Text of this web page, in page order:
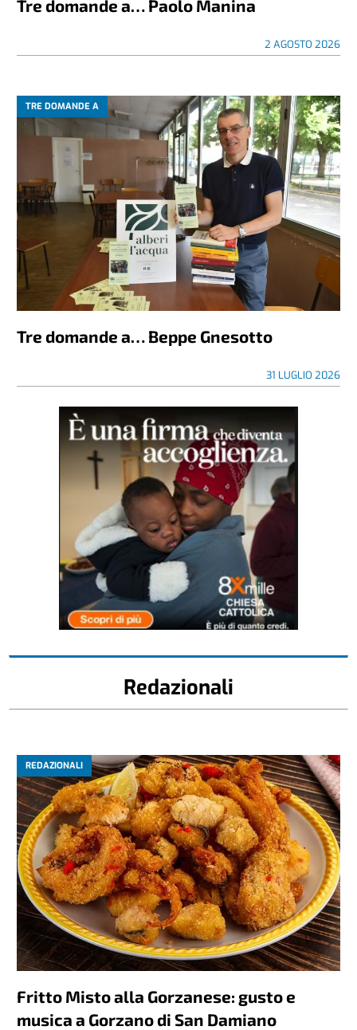
Tre domande a… Paolo Manina
2 AGOSTO 2026
TRE DOMANDE A
Tre domande a… Beppe Gnesotto
31 LUGLIO 2026
Redazionali
REDAZIONALI
Fritto Misto alla Gorzanese: gusto e
musica a Gorzano di San Damiano